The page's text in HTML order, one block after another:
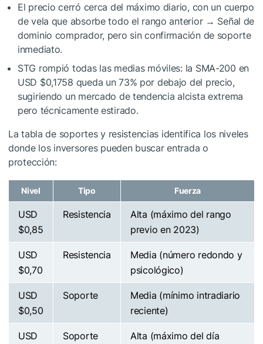
El precio cerró cerca del máximo diario, con un cuerpo
de vela que absorbe todo el rango anterior → Señal de
dominio comprador, pero sin confirmación de soporte
inmediato.
STG rompió todas las medias móviles: la SMA-200 en
USD $0,1758 queda un 73% por debajo del precio,
sugiriendo un mercado de tendencia alcista extrema
pero técnicamente estirado.
La tabla de soportes y resistencias identifica los niveles
donde los inversores pueden buscar entrada o
protección:
Nivel Tipo Fuerza
USD
$0,85
Resistencia
Alta (máximo del rango
previo en 2023)
USD
$0,70
Resistencia
Media (número redondo y
psicológico)
USD
$0,50
Soporte
Media (mínimo intradiario
reciente)
USD
Soporte
Alta (máximo del día